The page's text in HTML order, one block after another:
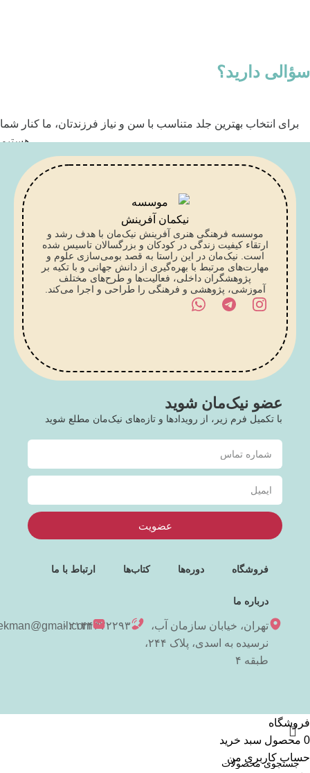
سؤالی دارید؟
برای انتخاب بهترین جلد متناسب با سن و نیاز فرزندتان، ما کنار شما
هستیم
تماس با کارشناس
موسسه فرهنگی هنری آفرینش نیک‌مان با هدف رشد و
ارتقاء کیفیت زندگی در کودکان و بزرگسالان تاسیس شده
است. نیک‌مان در این راستا به قصد بومی‌سازی علوم و
مهارت‌های مرتبط با بهره‌گیری از دانش جهانی و با تکیه بر
پژوهشگران داخلی، فعالیت‌ها و طرح‌های مختلف
آموزشی، پژوهشی و فرهنگی را طراحی و اجرا می‌کند.
عضو نیک‌مان شوید
با تکمیل فرم زیر، از رویدادها و تازه‌های نیک‌مان مطلع شوید
عضویت
فروشگاه دوره‌ها کتاب‌ها ارتباط با ما
درباره ما
تهران، خیابان سازمان آب،
نرسیده به اسدی، پلاک ۲۴۴،
طبقه ۴
۰۲۱۴۴۳۷۲۲۹۳
فروشگاه
0 محصول سبد خرید
حساب کاربری من